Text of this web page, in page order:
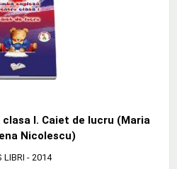
I. Caiet de lucru (Maria
Nicolescu)
LIBRI - 2014